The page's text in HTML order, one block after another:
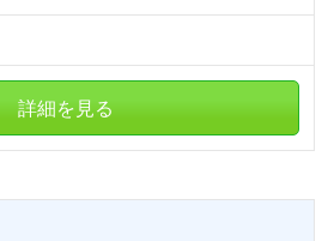
詳細を見る